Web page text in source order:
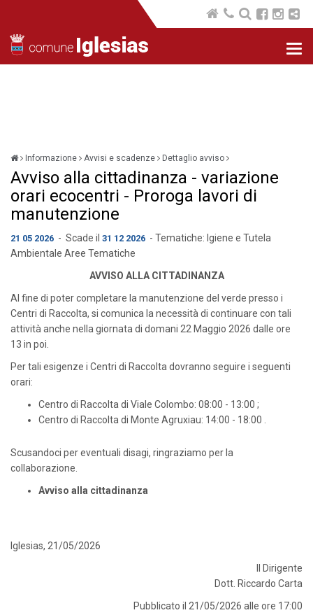
Informazione Avvisi e scadenze Dettaglio avviso
Avviso alla cittadinanza - variazione
orari ecocentri - Proroga lavori di
manutenzione
21 05 2026 - Scade il 31 12 2026 - Tematiche: Igiene e Tutela
Ambientale Aree Tematiche
AVVISO ALLA CITTADINANZA
Al fine di poter completare la manutenzione del verde presso i
Centri di Raccolta, si comunica la necessità di continuare con tali
attività anche nella giornata di domani 22 Maggio 2026 dalle ore
13 in poi.
Per tali esigenze i Centri di Raccolta dovranno seguire i seguenti
orari:
Centro di Raccolta di Viale Colombo: 08:00 - 13:00 ;
Centro di Raccolta di Monte Agruxiau: 14:00 - 18:00 .
Scusandoci per eventuali disagi, ringraziamo per la
collaborazione.
Avviso alla cittadinanza
Iglesias, 21/05/2026
Il Dirigente
Dott. Riccardo Carta
Pubblicato il 21/05/2026 alle ore 17:00